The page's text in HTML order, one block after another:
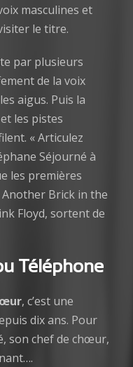
masculines et
le titre.
par plusieurs
de la voix
aigus. Puis la
les pistes
« Articulez
Séjourné à
les premières
Brick in the
Floyd, sortent de
Téléphone
, c’est une
dix ans. Pour
son chef de chœur,